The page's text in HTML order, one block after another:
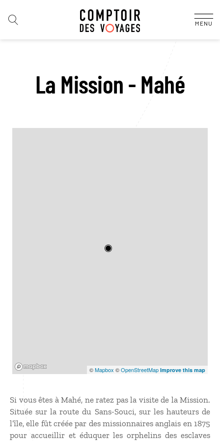
MENU
La Mission - Mahé
©Mapbox ©OpenStreetMap Improve this map
Si vous êtes à Mahé, ne ratez pas la visite de la Mission.
Située sur la route du Sans-Souci, sur les hauteurs de
l’île, elle fût créée par des missionnaires anglais en 1875
pour accueillir et éduquer les orphelins des esclaves